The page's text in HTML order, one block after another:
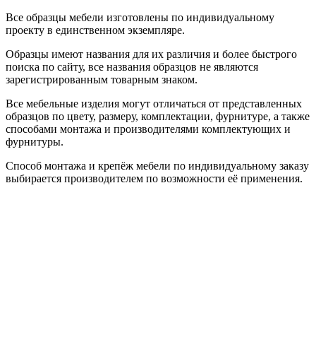
Все образцы мебели изготовлены по индивидуальному
проекту в единственном экземпляре.
Образцы имеют названия для их различия и более быстрого
поиска по сайту, все названия образцов не являются
зарегистрированным товарным знаком.
Все мебельные изделия могут отличаться от представленных
образцов по цвету, размеру, комплектации, фурнитуре, а также
способами монтажа и производителями комплектующих и
фурнитуры.
Способ монтажа и крепёж мебели по индивидуальному заказу
выбирается производителем по возможности её применения.